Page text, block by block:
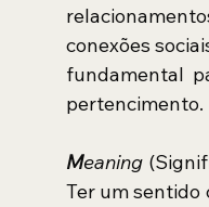
conexões
fundamental
pertencimento.
Meaning
Ter um sentido